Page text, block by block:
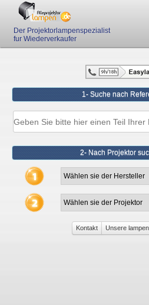
Der Projektorlampenspezialist
fur Wiederverkaufer
1- Suche nach
2- Nach Projektor
Kontakt Unsere lampen